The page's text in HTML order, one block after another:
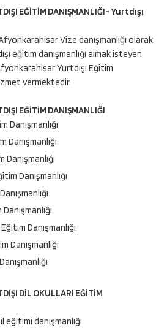
EĞİTİM DANIŞMANLIĞI- Yurtdışı
Vize danışmanlığı olarak
eğitim danışmanlığı almak isteyen
Yurtdışı Eğitim
vermektedir.
EĞİTİM DANIŞMANLIĞI
Danışmanlığı
Danışmanlığı
Danışmanlığı
Danışmanlığı
Danışmanlığı
DİL OKULLARI EĞİTİM
danışmanlığı